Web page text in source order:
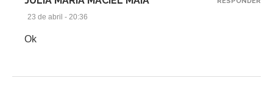
23 de abril - 20:36
Ok